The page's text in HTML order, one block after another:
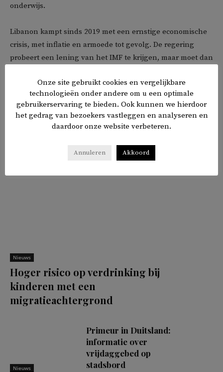
onderwijs.
Libanon kampt sinds 2019 met een ernstige economische
crisis, met inflatie en armoede tot gevolg. De regering
probeert een lening van het IMF te krijgen, maar moet dan
Delen 𝕏 f in ✉
Nieuws
Hoger risico op verdrinking bij
kinderen met een
migratieachtergrond
Nieuws
Primeur in Duitsland:
informatie over
vrijdaggebed op
stadsbord
Onze site gebruikt cookies en vergelijkbare
technologieën onder andere om u een optimale
gebruikerservaring te bieden. Ook kunnen we hierdoor
het gedrag van bezoekers vastleggen en analyseren en
daardoor onze website verbeteren.
Annuleren Akkoord